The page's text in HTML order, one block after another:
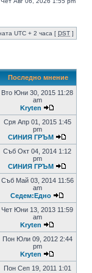
UTC + 2 часа [ DST ]
Последно мнение
Вто Юни 30, 2015 11:28
am
Kryten
Сря Апр 01, 2015 1:45
pm
СИНИЯ ГРЪМ
Съб Окт 04, 2014 1:12
pm
СИНИЯ ГРЪМ
Съб Май 03, 2014 11:56
am
Седем:Едно
Чет Юни 13, 2013 11:59
am
Kryten
Пон Юли 09, 2012 2:44
pm
Kryten
Пон Сеп 19, 2011 1:01